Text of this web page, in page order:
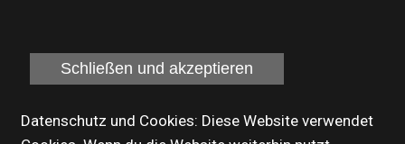
Datenschutz und Cookies: Diese Website verwendet